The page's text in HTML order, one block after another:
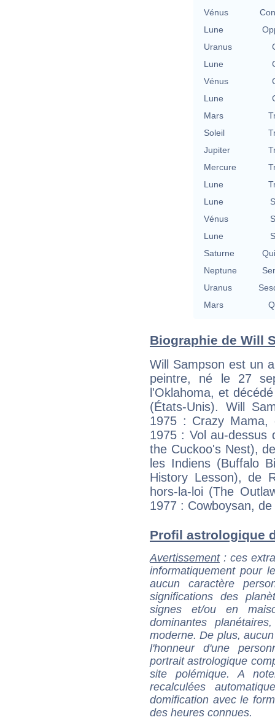
Vénus
Lune
Uranus
Lune
Vénus
Lune
Mars
Soleil
Jupiter
Mercure
Lune
Lune
Vénus
Lune
Saturne
Neptune
Uranus
Mars
Biographie de Will
Will Sampson est un
peintre, né le 27
l'Oklahoma, et
(États-Unis). Will
1975 : Crazy Mama,
1975 : Vol au-dessus
the Cuckoo's Nest),
les Indiens (Buffalo
History Lesson), de
hors-la-loi (The
1977 : Cowboysan,
Profil astrologique
Avertissement: ces
informatiquement pour
aucun caractère
significations des
signes et/ou en
dominantes
moderne. De plus,
l'honneur d'une
portrait astrologique
site polémique. A
recalculées
domification avec le
des heures connues.